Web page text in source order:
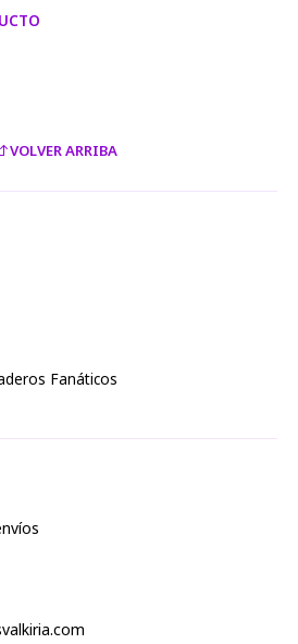
algún color con efecto
VOLVER ARRIBA
Fanáticos